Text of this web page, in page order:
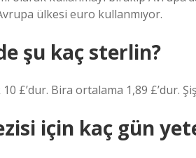
ülkesi euro kullanmıyor.
şu kaç sterlin?
£’dur. Bira ortalama 1,89 £’dur.
için kaç gün